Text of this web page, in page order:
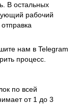
В остальных
рабочий
нам в Telegram
процесс.
по всей
от 1 до 3